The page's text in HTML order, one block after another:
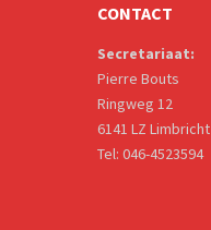
CONTACT
Secretariaat:
Pierre Bouts
Ringweg 12
6141 LZ Limbricht
Tel: 046-4523594